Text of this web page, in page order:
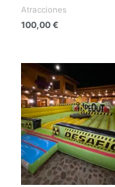
Atracciones
100,00 €